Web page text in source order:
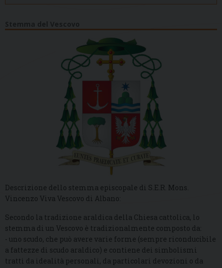
Descrizione dello stemma episcopale di S.E.R. Mons.
Vincenzo Viva Vescovo di Albano:
Secondo la tradizione araldica della Chiesa cattolica, lo
stemma di un Vescovo è tradizionalmente composto da:
- uno scudo, che può avere varie forme (sempre riconducibile
a fattezze di scudo araldico) e contiene dei simbolismi
tratti da idealità personali, da particolari devozioni o da